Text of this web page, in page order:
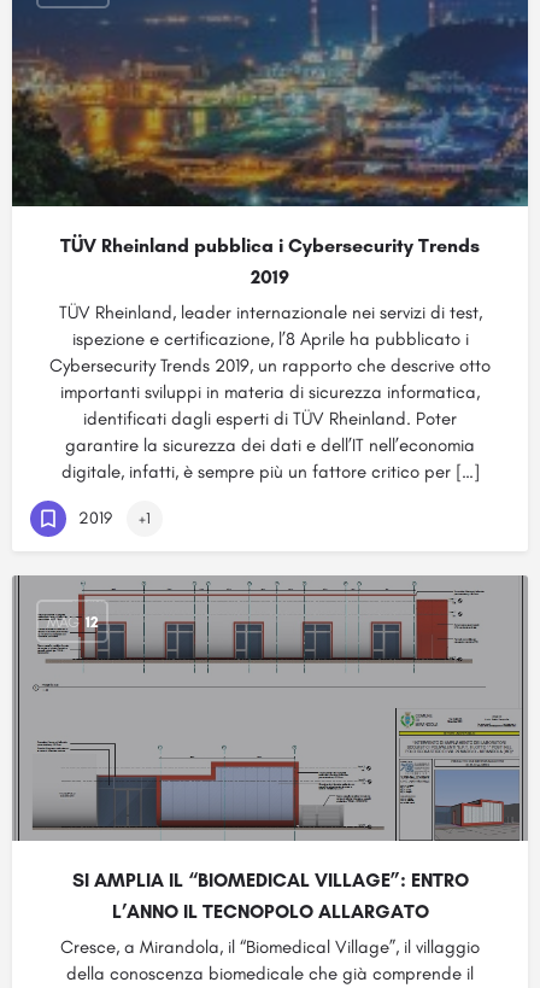
TÜV Rheinland pubblica i Cybersecurity Trends
2019
TÜV Rheinland, leader internazionale nei servizi di test,
ispezione e certificazione, l’8 Aprile ha pubblicato i
Cybersecurity Trends 2019, un rapporto che descrive otto
importanti sviluppi in materia di sicurezza informatica,
identificati dagli esperti di TÜV Rheinland. Poter
garantire la sicurezza dei dati e dell’IT nell’economia
digitale, infatti, è sempre più un fattore critico per […]
2019 +1
MAG 12
SI AMPLIA IL “BIOMEDICAL VILLAGE”: ENTRO
L’ANNO IL TECNOPOLO ALLARGATO
Cresce, a Mirandola, il “Biomedical Village”, il villaggio
della conoscenza biomedicale che già comprende il